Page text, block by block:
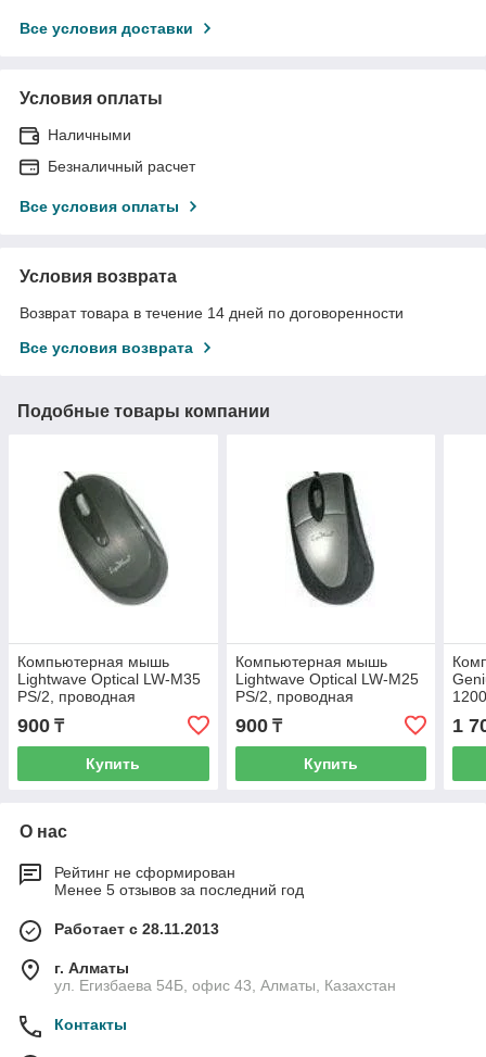
Все условия доставки
Условия оплаты
Наличными
Безналичный расчет
Все условия оплаты
Условия возврата
Возврат товара в течение 14 дней по договоренности
Все условия возврата
Подобные товары компании
Компьютерная мышь
Lightwave Optical LW-M35
PS/2, проводная
900 ₸
Купить
Компьютерная мышь
Lightwave Optical LW-M25
PS/2, проводная
900₸
Купить
1
О нас
Рейтинг не сформирован
Менее 5 отзывов за последний год
Работает с 28.11.2013
г. Алматы
ул. Егизбаева 54Б, офис 43, Алматы, Казахстан
Контакты